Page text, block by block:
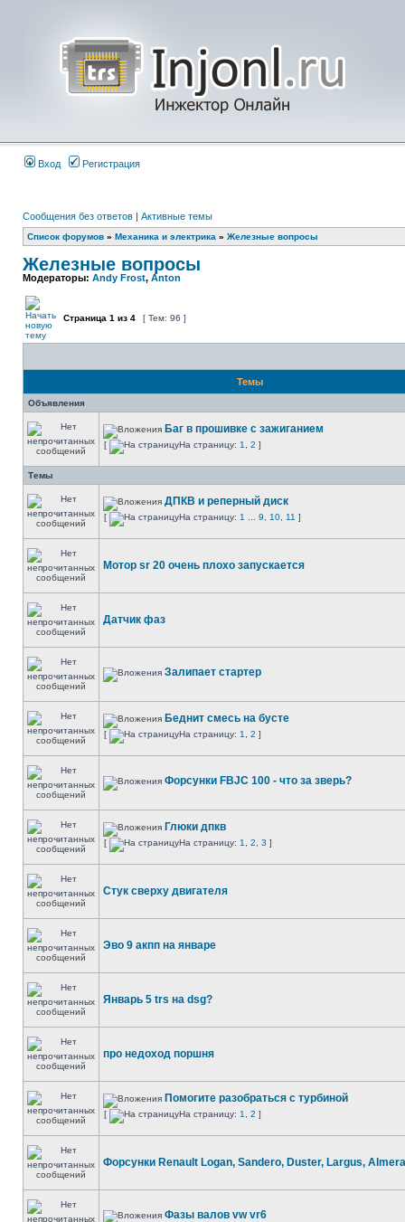
Вход Регистрация
Сообщения без ответов | Активные темы
Список форумов » Механика и электрика » Железные вопросы
Железные вопросы
Модераторы: Andy Frost, Anton
Страница 1 из 4 [ Тем: 96 ]
Темы
Объявления
Баг в прошивке с зажиганием
[ На страницу: 1 2 ]
Темы
ДПКВ и реперный диск
[ На страницу: 1 9 10 11 ]
Мотор sr 20 очень плохо запускается
Датчик фаз
Залипает стартер
Беднит смесь на бусте
[ На страницу: 1 2 ]
Форсунки FBJC 100 - что за зверь?
Глюки дпкв
[ На страницу: 1 2 3 ]
Стук сверху двигателя
Эво 9 акпп на январе
Январь 5 trs на dsg?
про недоход поршня
Помогите разобраться с турбиной
[ На страницу: 1 2 ]
Форсунки Renault Logan, Sandero, Duster, Largus, Almera
Фазы валов vw vr6